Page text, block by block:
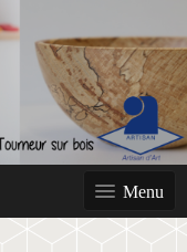
Menu